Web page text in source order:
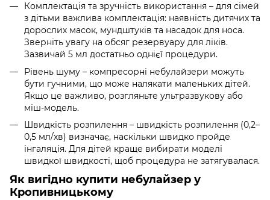
Комплектація та зручність використання – для сімей
з дітьми важлива комплектація: наявність дитячих та
дорослих масок, мундштуків та насадок для носа.
Зверніть увагу на обсяг резервуару для ліків.
Зазвичай 5 мл достатньо однієї процедури.
Рівень шуму – компресорні небулайзери можуть
бути гучними, що може налякати маленьких дітей.
Якщо це важливо, розгляньте ультразвукову або
міш-модель.
Швидкість розпилення – швидкість розпилення (0,2–
0,5 мл/хв) визначає, наскільки швидко пройде
інгаляція. Для дітей краще вибирати моделі
швидкої швидкості, щоб процедура не затягувалася.
Як вигідно купити небулайзер у
Кропивницькому